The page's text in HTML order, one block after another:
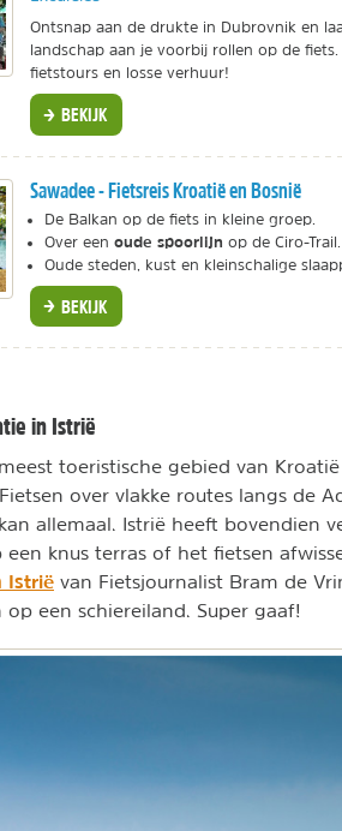
Ontsnap aan de drukte in Dubrovnik en
landschap aan je voorbij rollen op de fiets.
fietstours en losse verhuur!
BEKIJK
Sawadee - Fietsreis Kroatië en Bosnië
De Balkan op de fiets in kleine groep.
Over een oude spoorlijn op de Ciro-Trail.
Oude steden, kust en kleinschalige
BEKIJK
in Istrië
toeristische gebied van
over vlakke routes langs de
allemaal. Istrië heeft bovendien
een knus terras of het fietsen
Istrië van Fietsjournalist Bram de
op een schiereiland. Super gaaf!